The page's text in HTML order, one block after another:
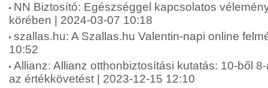
NN Biztosító: Egészséggel kapcsolatos
körében | 2024-03-07 10:18
szallas.hu: A Szallas.hu Valentin-napi online
10:52
Allianz: Allianz otthonbiztosítási kutatás: 10-ből
az értékkövetést | 2023-12-15 12:10